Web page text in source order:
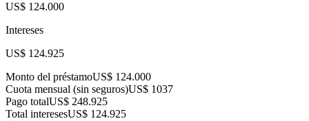
US$ 124.000
Intereses
US$ 124.925
Monto del préstamoUS$ 124.000
Cuota mensual (sin seguros)US$ 1037
Pago totalUS$ 248.925
Total interesesUS$ 124.925